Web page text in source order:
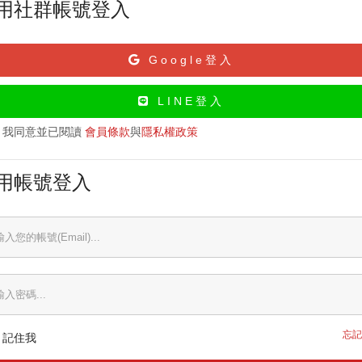
社群帳號登入
Google登入
LINE登入
我同意並已閱讀 會員條款與隱私權政策
帳號登入
記住我 忘